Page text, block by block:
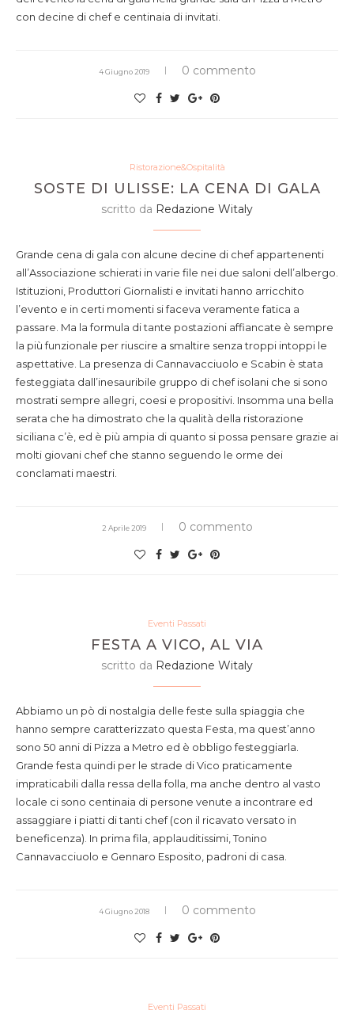
con decine di chef e centinaia di invitati.
4 Giugno 2019 0 commento
Ristorazione&Ospitalità
SOSTE DI ULISSE: LA CENA DI GALA
scritto da Redazione Witaly
Grande cena di gala con alcune decine di chef appartenenti
all’Associazione schierati in varie file nei due saloni dell’albergo.
Istituzioni, Produttori Giornalisti e invitati hanno arricchito
l’evento e in certi momenti si faceva veramente fatica a
passare. Ma la formula di tante postazioni affiancate è sempre
la più funzionale per riuscire a smaltire senza troppi intoppi le
aspettative. La presenza di Cannavacciuolo e Scabin è stata
festeggiata dall’inesauribile gruppo di chef isolani che si sono
mostrati sempre allegri, coesi e propositivi. Insomma una bella
serata che ha dimostrato che la qualità della ristorazione
siciliana c’è, ed è più ampia di quanto si possa pensare grazie ai
molti giovani chef che stanno seguendo le orme dei
conclamati maestri.
2 Aprile 2019 0 commento
Eventi Passati
FESTA A VICO, AL VIA
scritto da Redazione Witaly
Abbiamo un pò di nostalgia delle feste sulla spiaggia che
hanno sempre caratterizzato questa Festa, ma quest’anno
sono 50 anni di Pizza a Metro ed è obbligo festeggiarla.
Grande festa quindi per le strade di Vico praticamente
impraticabili dalla ressa della folla, ma anche dentro al vasto
locale ci sono centinaia di persone venute a incontrare ed
assaggiare i piatti di tanti chef (con il ricavato versato in
beneficenza). In prima fila, applauditissimi, Tonino
Cannavacciuolo e Gennaro Esposito, padroni di casa.
4 Giugno 2018 0 commento
Eventi Passati